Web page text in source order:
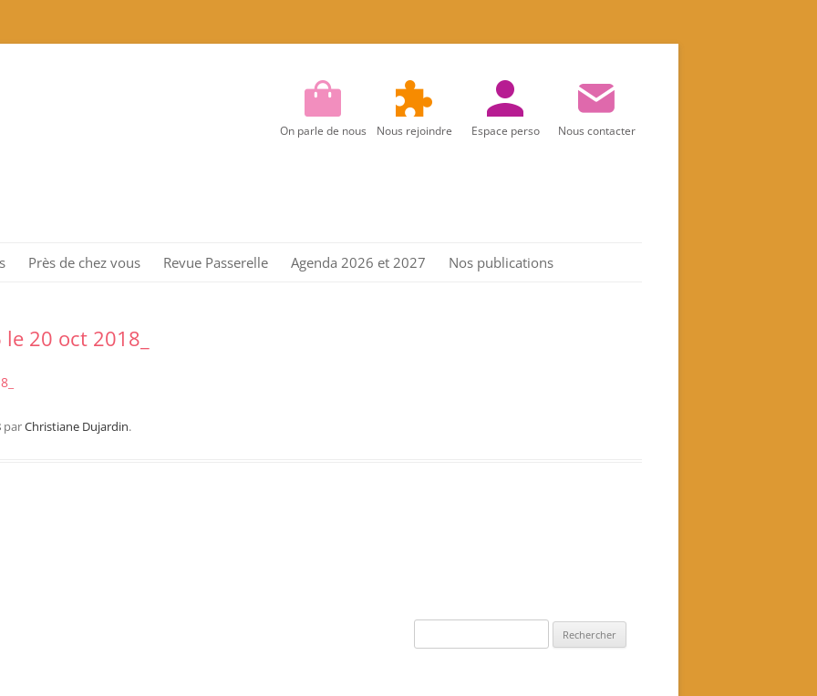
On parle de nous Nous rejoindre Espace perso Nous contacter
au
contenu
Près de chez vous Revue Passerelle Agenda 2026 et 2027 Nos publications
20 oct 2018_
parChristiane Dujardin.